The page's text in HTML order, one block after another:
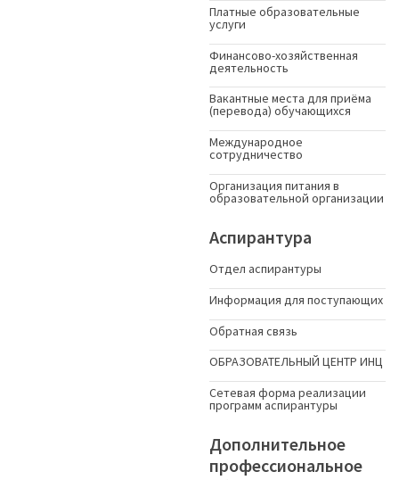
Платные образовательные
услуги
Финансово-хозяйственная
деятельность
Вакантные места для приёма
(перевода) обучающихся
Международное
сотрудничество
Организация питания в
образовательной организации
Аспирантура
Отдел аспирантуры
Информация для поступающих
Обратная связь
ОБРАЗОВАТЕЛЬНЫЙ ЦЕНТР ИНЦ
Сетевая форма реализации
программ аспирантуры
Дополнительное
профессиональное